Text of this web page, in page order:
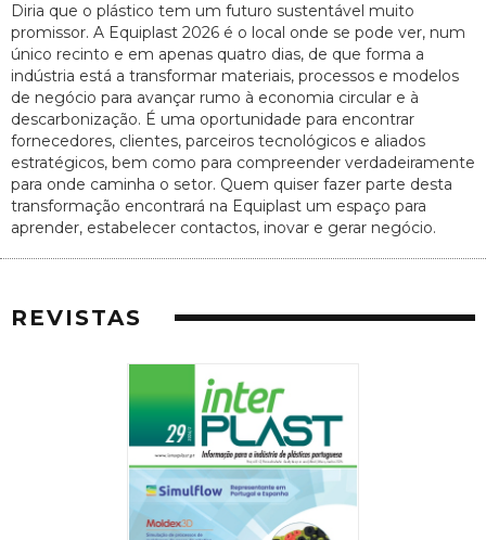
Diria que o plástico tem um futuro sustentável muito
promissor. A Equiplast 2026 é o local onde se pode ver, num
único recinto e em apenas quatro dias, de que forma a
indústria está a transformar materiais, processos e modelos
de negócio para avançar rumo à economia circular e à
descarbonização. É uma oportunidade para encontrar
fornecedores, clientes, parceiros tecnológicos e aliados
estratégicos, bem como para compreender verdadeiramente
para onde caminha o setor. Quem quiser fazer parte desta
transformação encontrará na Equiplast um espaço para
aprender, estabelecer contactos, inovar e gerar negócio.
REVISTAS